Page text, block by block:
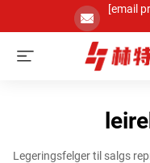
[email
Legeringsfelger til salgs